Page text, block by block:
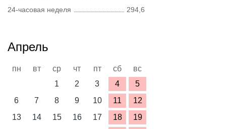
24-часовая неделя
294,6
Апрель
пн вт ср чт пт сб
вс
1
2 3 4
5
6
7 8 9 10 11
12
13
14 15 16 17 18
19